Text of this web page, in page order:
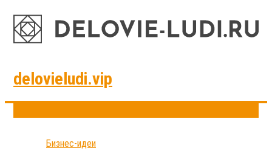
delovieludi.vip
Бизнес-идеи